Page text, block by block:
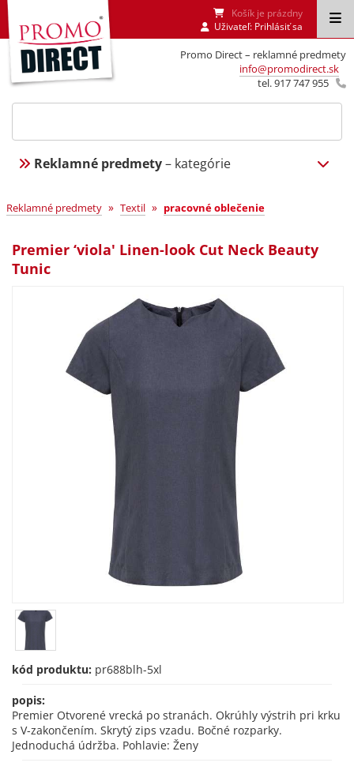
Promo Direct – reklamné predmety
info@promodirect.sk
tel. 917 747 955
Košík je prázdny
Uživateľ: Prihlásiť sa
Reklamné predmety– kategórie
Reklamné predmety » Textil » pracovné oblečenie
Premier ‘viola' Linen-look Cut Neck Beauty
Tunic
kód produktu: pr688blh-5xl
popis:
Premier Otvorené vrecká po stranách. Okrúhly výstrih pri krku
s V-zakončením. Skrytý zips vzadu. Bočné rozparky.
Jednoduchá údržba. Pohlavie: Ženy